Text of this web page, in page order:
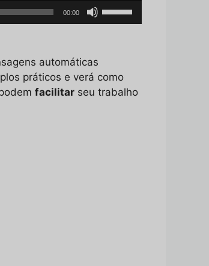
00:00
Use
as
ou
para
automáticas
práticos e verá como
facilitar seu trabalho